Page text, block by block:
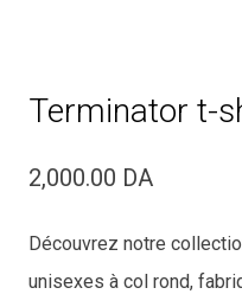
Terminator t-
2,000.00 DA
Découvrez notre
unisexes à col rond,